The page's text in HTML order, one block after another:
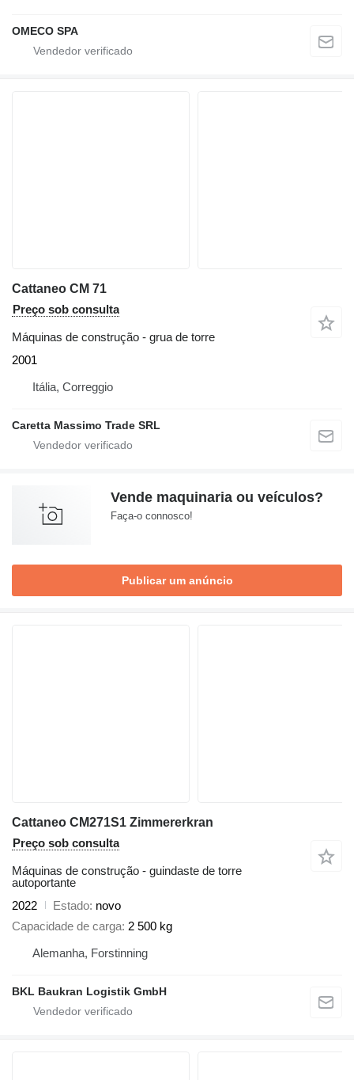
OMECO SPA
Cattaneo CM 71
Preço sob consulta
Máquinas de construção - grua de torre
2001
Itália, Correggio
Caretta Massimo Trade SRL
Vende maquinaria ou veículos?
Faça-o connosco!
Publicar um anúncio
Cattaneo CM271S1 Zimmererkran
Preço sob consulta
Máquinas de construção - guindaste de torre
autoportante
2022
Estado novo
Capacidade de carga 2 500 kg
Alemanha, Forstinning
BKL Baukran Logistik GmbH